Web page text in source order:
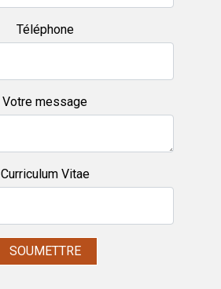
Téléphone
Votre message
Curriculum Vitae
SOUMETTRE